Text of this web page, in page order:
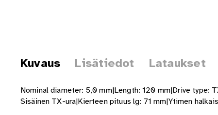
Kuvaus Lisätiedot Lataukset
Nominal diameter: 5,0 mm|Length: 120 mm|Drive type:
Sisäinen TX-ura|Kierteen pituus lg: 71 mm|Ytimen